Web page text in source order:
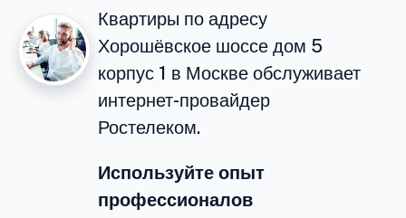
Квартиры по адресу
Хорошёвское шоссе дом 5
корпус 1 в Москве обслуживает
интернет-провайдер
Ростелеком.
Используйте опыт
профессионалов